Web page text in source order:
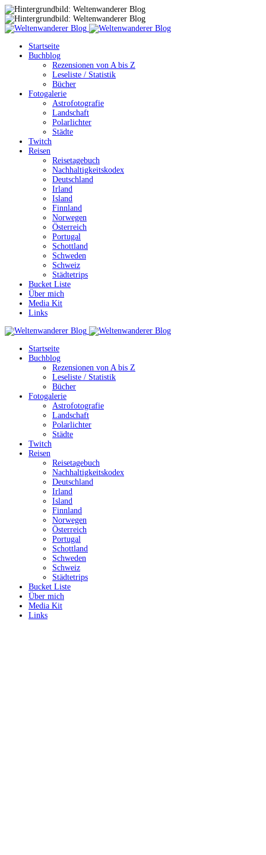
Startseite
Buchblog
Rezensionen von A bis Z
Leseliste / Statistik
Bücher
Fotogalerie
Astrofotografie
Landschaft
Polarlichter
Städte
Twitch
Reisen
Reisetagebuch
Nachhaltigkeitskodex
Deutschland
Irland
Island
Finnland
Norwegen
Österreich
Portugal
Schottland
Schweden
Schweiz
Städtetrips
Bucket Liste
Über mich
Media Kit
Links
Startseite
Buchblog
Rezensionen von A bis Z
Leseliste / Statistik
Bücher
Fotogalerie
Astrofotografie
Landschaft
Polarlichter
Städte
Twitch
Reisen
Reisetagebuch
Nachhaltigkeitskodex
Deutschland
Irland
Island
Finnland
Norwegen
Österreich
Portugal
Schottland
Schweden
Schweiz
Städtetrips
Bucket Liste
Über mich
Media Kit
Links